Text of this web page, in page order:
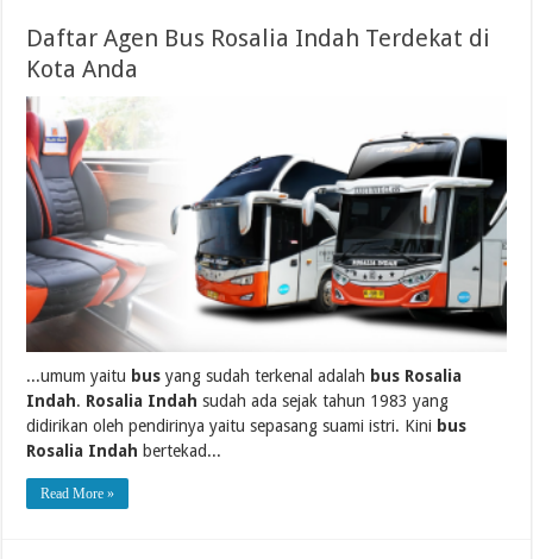
Daftar Agen Bus Rosalia Indah Terdekat di
Kota Anda
...umum yaitu bus yang sudah terkenal adalah bus Rosalia
Indah. Rosalia Indah sudah ada sejak tahun 1983 yang
didirikan oleh pendirinya yaitu sepasang suami istri. Kini bus
Rosalia Indah bertekad...
Read More »